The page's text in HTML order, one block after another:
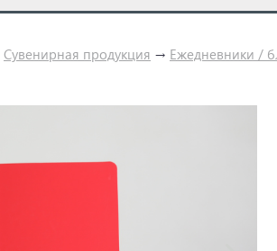
Сувенирная продукция → Ежедневники /